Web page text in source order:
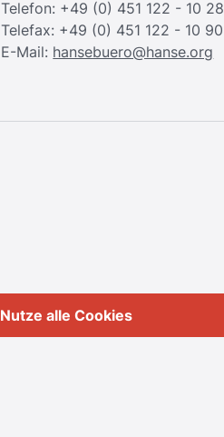
Nutze alle Cookies
Telefon: +49 (0) 451 122 - 10 28
Telefax: +49 (0) 451 122 - 10 90
E-Mail: hansebuero@hanse.org